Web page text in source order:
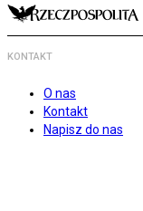
KONTAKT
O nas
Kontakt
Napisz do nas